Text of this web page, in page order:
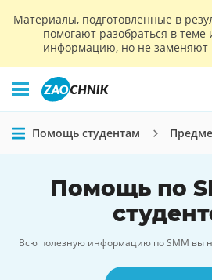
Материалы, подготовленные в
помогают разобраться в теме
информацию, но не заменяют
Помощь студентам
Помощь по
Всю полезную информацию по SMM вы